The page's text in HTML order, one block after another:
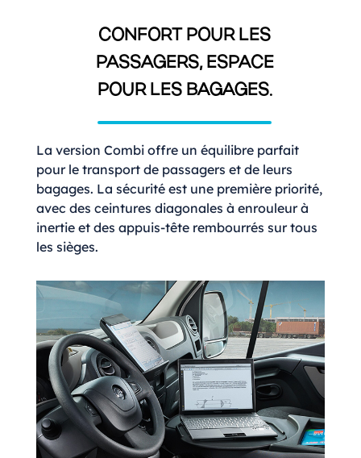
CONFORT POUR LES
PASSAGERS, ESPACE
POUR LES BAGAGES.
La version Combi offre un équilibre parfait
pour le transport de passagers et de leurs
bagages. La sécurité est une première priorité,
avec des ceintures diagonales à enrouleur à
inertie et des appuis-tête rembourrés sur tous
les sièges.